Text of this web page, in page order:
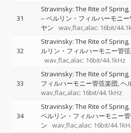
31
Stravinsky: The Rite of
--ベルリン・フィルハーモニ
ヤン
wav,flac,alac: 16bit/
32
Stravinsky: The Rite of Spring,
ルリン・フィルハーモニー管
wav,flac,alac: 16bit/44.1kHz
33
Stravinsky: The Rite of Spring,
フィルハーモニー管弦楽団 ヘ
wav,flac,alac: 16bit/44.1kHz
34
Stravinsky: The Rite of
ベルリン・フィルハーモニー
ン
wav,flac,alac: 16bit/